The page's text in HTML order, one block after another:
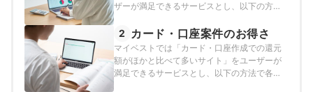
ザーが満足できるサービスとし、以下の方法
2026年7月3日時点の情報をもとに検証を行な
っています。
2 カード・口座案件のお得さ
マイベストでは「カード・口座作成での還元
額がほかと比べて多いサイト」をユーザーが
満足できるサービスとし、以下の方法で各ポ